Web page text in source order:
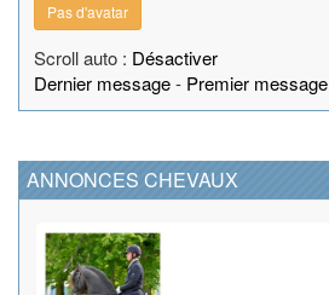
Pas d'avatar
Scroll auto : Désactiver
Dernier message- Premier message
ANNONCES CHEVAUX